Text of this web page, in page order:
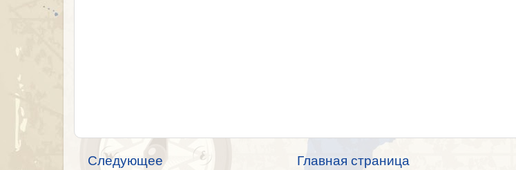
Следующее Главная страница